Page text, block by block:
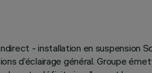
- installation en suspension
d’éclairage général. Groupe